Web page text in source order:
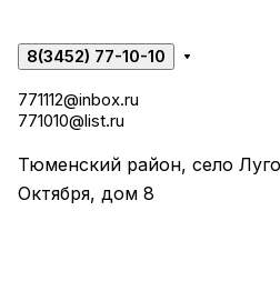
8(3452) 77-10-10
771112@inbox.ru
771010@list.ru
Тюменский район, село
Октября, дом 8